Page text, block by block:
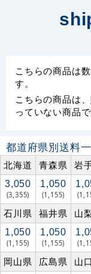
こちらの商品は
す。
こちらの商品は
っていない商品で
都道府県別送料
北海道
青森県 岩
3,050
(3,355)
1,050
(1,155)
石川県 福井県 山
1,050
(1,155)
1,050
(1,155)
岡山県 広島県 山